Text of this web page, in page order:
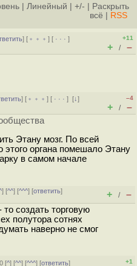
Линейный +/-
Раскрыть
всё
RSS
] [ ﹢﹢﹢] [ · · ·]
+11
+ / –
] [ ﹢﹢﹢] [ · · ·][↓]
–4
+ / –
Этану мозг. По всей
этого органа помешало Этану
в самом начале
] [^^] [^^^] [ответить]
+ / –
создать торговую
полутора сотнях
наверно не смог
[^] [^^] [^^^] [ответить]
+1